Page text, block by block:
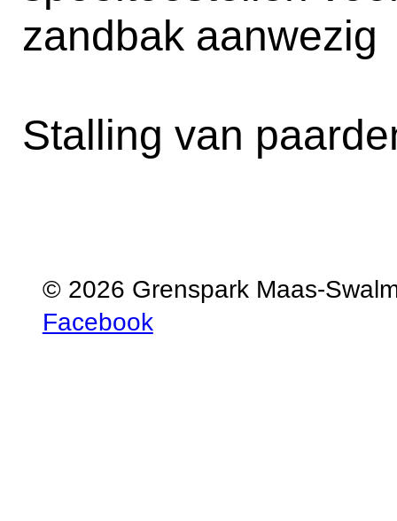
zandbak aanwezig
Stalling van
© 2026 Grenspark Maas-
Facebook